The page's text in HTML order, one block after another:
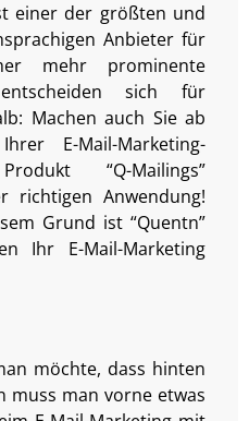
einer der größten und
Anbieter für
mehr prominente
entscheiden sich für
Machen auch Sie ab
E-Mail-Marketing-
“Q-Mailings”
richtigen Anwendung!
Grund ist “Quentn”
Ihr E-Mail-Marketing
möchte, dass hinten
muss man vorne etwas